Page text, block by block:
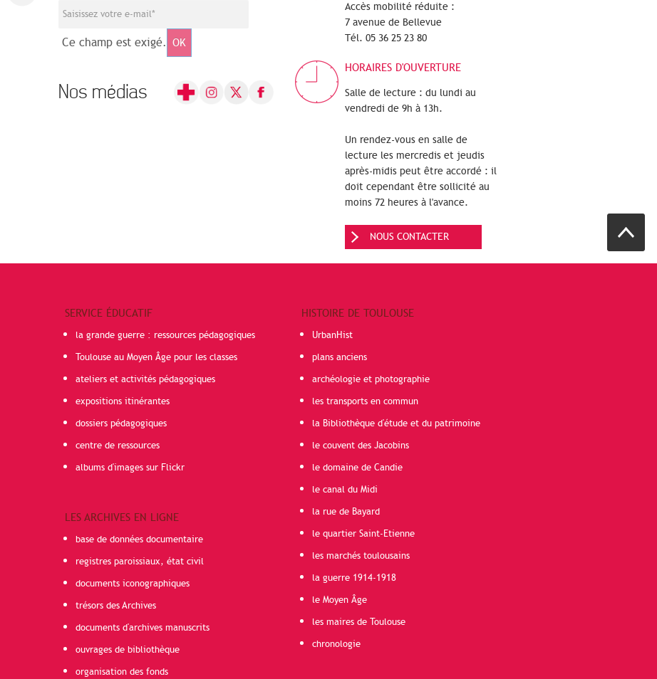
Ce champ est exigé. OK
Nos médias
Accès mobilité réduite :
7 avenue de Bellevue
Tél. 05 36 25 23 80
HORAIRES D'OUVERTURE
Salle de lecture : du lundi au
vendredi de 9h à 13h.
Un rendez-vous en salle de
lecture les mercredis et jeudis
après-midis peut être accordé : il
doit cependant être sollicité au
moins 72 heures à l'avance.
NOUS CONTACTER
SERVICE ÉDUCATIF
la grande guerre : ressources pédagogiques
Toulouse au Moyen Âge pour les classes
ateliers et activités pédagogiques
expositions itinérantes
dossiers pédagogiques
centre de ressources
albums d'images sur Flickr
LES ARCHIVES EN LIGNE
base de données documentaire
registres paroissiaux, état civil
documents iconographiques
trésors des Archives
documents d'archives manuscrits
ouvrages de bibliothèque
organisation des fonds
HISTOIRE DE TOULOUSE
UrbanHist
plans anciens
archéologie et photographie
les transports en commun
la Bibliothèque d'étude et du patrimoine
le couvent des Jacobins
le domaine de Candie
le canal du Midi
la rue de Bayard
le quartier Saint-Etienne
les marchés toulousains
la guerre 1914-1918
le Moyen Âge
les maires de Toulouse
chronologie